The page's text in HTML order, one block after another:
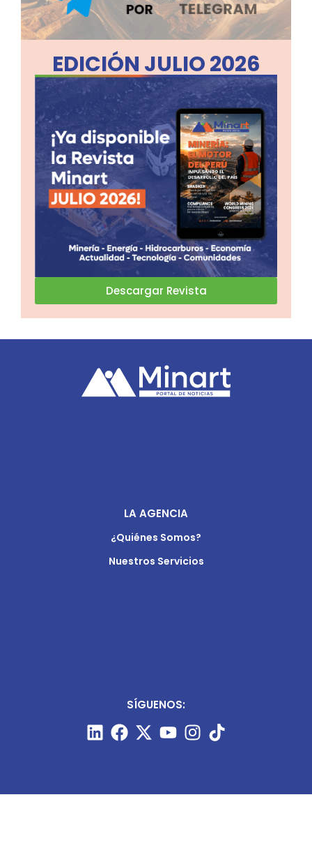
EDICIÓN JULIO 2026
Descargar Revista
LA AGENCIA
¿Quiénes Somos?
Nuestros Servicios
SÍGUENOS: